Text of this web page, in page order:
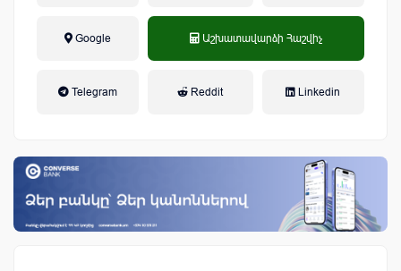
Google Աշխատավարձի Հաշվիչ
Telegram Reddit Linkedin